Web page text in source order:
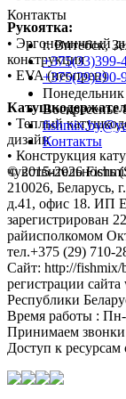
Рукоятка:
• Эргономичный
конструкция
• EVA (неопрен)
• Теплый
дизайн
• Конструкция
чувствительность
Контакты
г. Витебск,
+375(33)399-
+375(29)290-
Воскресенье
Контакты
© 2015-2026
210026, Беларусь,
д.41, офис 18. ИП
зарегистрирован
райисполкомом
тел.+375 (29) 710-
Сайт: http://fishmix/
регистрации
Республики
Время работы :
Принимаем
Доступ к ресурсам